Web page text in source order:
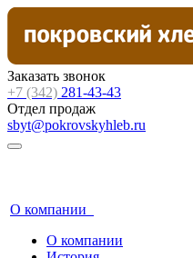
Заказать звонок
+7 (342) 281-43-43
Отдел продаж
sbyt@pokrovskyhleb.ru
О компании
О компании